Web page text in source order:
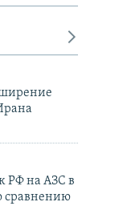
РФ на АЗС в
сравнению